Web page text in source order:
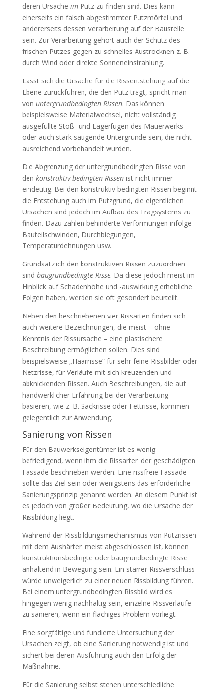
deren Ursache imPutz zu finden sind. Dies kann
einerseits ein falsch abgestimmter Putzmörtel und
andererseits dessen Verarbeitung auf der Baustelle
sein. Zur Verarbeitung gehört auch der Schutz des
frischen Putzes gegen zu schnelles Austrocknen z. B.
durch Wind oder direkte Sonneneinstrahlung.
Lässt sich die Ursache für die Rissentstehung auf die
Ebene zurückführen, die den Putz trägt, spricht man
von untergrundbedingten Rissen. Das können
beispielsweise Materialwechsel, nicht vollständig
ausgefüllte Stoß- und Lagerfugen des Mauerwerks
oder auch stark saugende Untergründe sein, die nicht
ausreichend vorbehandelt wurden.
Die Abgrenzung der untergrundbedingten Risse von
den konstruktiv bedingten Rissenist nicht immer
eindeutig. Bei den konstruktiv bedingten Rissen beginnt
die Entstehung auch im Putzgrund, die eigentlichen
Ursachen sind jedoch im Aufbau des Tragsystems zu
finden. Dazu zählen behinderte Verformungen infolge
Bauteilschwinden, Durchbiegungen,
Temperaturdehnungen usw.
Grundsätzlich den konstruktiven Rissen zuzuordnen
sind baugrundbedingte Risse. Da diese jedoch meist im
Hinblick auf Schadenhöhe und -auswirkung erhebliche
Folgen haben, werden sie oft gesondert beurteilt.
Neben den beschriebenen vier Rissarten finden sich
auch weitere Bezeichnungen, die meist – ohne
Kenntnis der Rissursache – eine plastischere
Beschreibung ermöglichen sollen. Dies sind
beispielsweise „Haarrisse“ für sehr feine Rissbilder oder
Netzrisse, für Verläufe mit sich kreuzenden und
abknickenden Rissen. Auch Beschreibungen, die auf
handwerklicher Erfahrung bei der Verarbeitung
basieren, wie z. B. Sackrisse oder Fettrisse, kommen
gelegentlich zur Anwendung.
Sanierung von Rissen
Für den Bauwerkseigentümer ist es wenig
befriedigend, wenn ihm die Rissarten der geschädigten
Fassade beschrieben werden. Eine rissfreie Fassade
sollte das Ziel sein oder wenigstens das erforderliche
Sanierungsprinzip genannt werden. An diesem Punkt ist
es jedoch von großer Bedeutung, wo die Ursache der
Rissbildung liegt.
Während der Rissbildungsmechanismus von Putzrissen
mit dem Aushärten meist abgeschlossen ist, können
konstruktionsbedingte oder baugrundbedingte Risse
anhaltend in Bewegung sein. Ein starrer Rissverschluss
würde unweigerlich zu einer neuen Rissbildung führen.
Bei einem untergrundbedingten Rissbild wird es
hingegen wenig nachhaltig sein, einzelne Rissverläufe
zu sanieren, wenn ein flächiges Problem vorliegt.
Eine sorgfältige und fundierte Untersuchung der
Ursachen zeigt, ob eine Sanierung notwendig ist und
sichert bei deren Ausführung auch den Erfolg der
Maßnahme.
Für die Sanierung selbst stehen unterschiedliche